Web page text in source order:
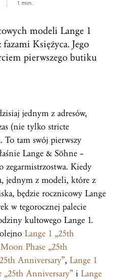
1 min.
modeli Lange 1
Księżyca. Jego
pierwszego butiku
jednym z adresów,
(nie tylko stricte
To tam swój pierwszy
Lange & Söhne –
Kiedy
jednym z modeli, które z
będzie rocznicowy Lange
w tegorocznej palecie
kultowego Lange 1.
Lange 1 „25th
Phase „25th
Anniversary”, Lange 1
Anniversary” i Lange